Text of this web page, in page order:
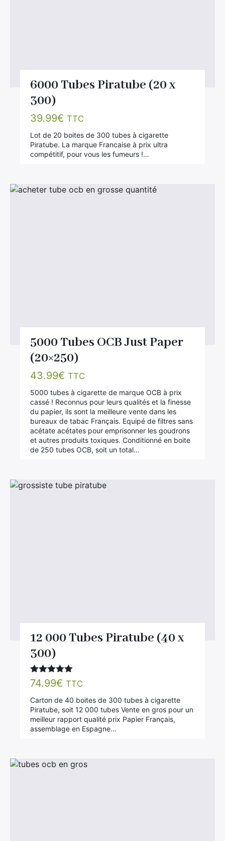
6000 Tubes Piratube (20 x
300)
39.99€ TTC
Lot de 20 boites de 300 tubes à cigarette
Piratube. La marque Francaise à prix ultra
compétitif, pour vous les fumeurs !…
5000 Tubes OCB Just Paper
(20×250)
43.99€ TTC
5000 tubes à cigarette de marque OCB à prix
cassé ! Reconnus pour leurs qualités et la finesse
du papier, ils sont la meilleure vente dans les
bureaux de tabac Français. Equipé de filtres sans
acétate acétates pour emprisonner les goudrons
et autres produits toxiques. Conditionné en boite
de 250 tubes OCB, soit un total…
12 000 Tubes Piratube (40 x
300)
Note5.00
sur 5
74.99€ TTC
Carton de 40 boites de 300 tubes à cigarette
Piratube, soit 12 000 tubes Vente en gros pour un
meilleur rapport qualité prix Papier Français,
assemblage en Espagne…